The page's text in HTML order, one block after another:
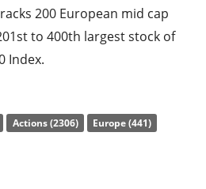
200 European mid cap
to 400th largest stock of
Index.
Mid 200 UCITS ETF (DE)
STOXX® Europe Mid 200.
de l’indice sous-jacent
Actions (2306)
Europe (441)